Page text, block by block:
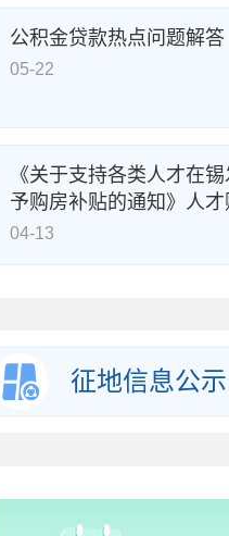
公积金贷款热点问题解答
05-22
《关于支持各类人才在
予购房补贴的通知》人才
贴申请要满足哪些条件？
04-13
征地信息公示